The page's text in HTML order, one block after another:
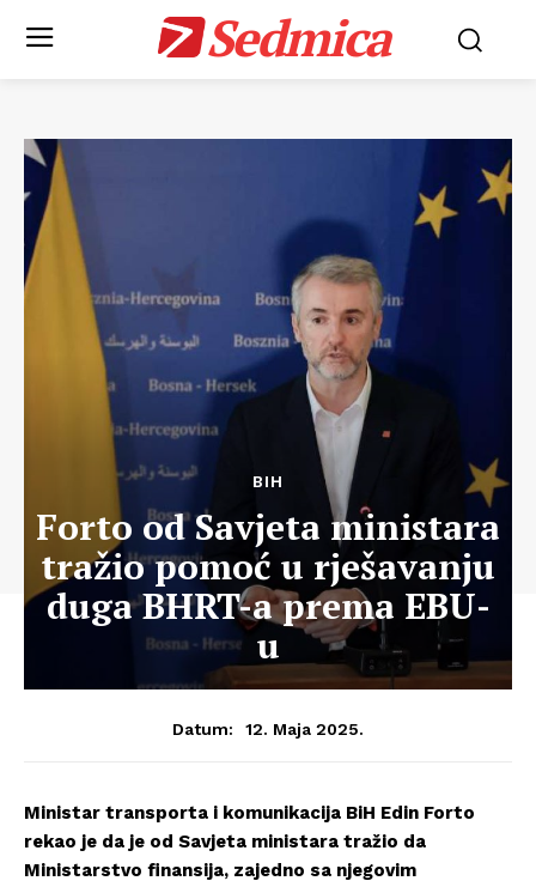
Sedmica
BIH
Forto od Savjeta ministara
tražio pomoć u rješavanju
duga BHRT-a prema EBU-
u
Datum: 12. Maja 2025.
Ministar transporta i komunikacija BiH Edin Forto
rekao je da je od Savjeta ministara tražio da
Ministarstvo finansija, zajedno sa njegovim